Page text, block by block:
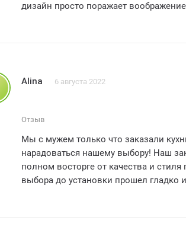
дизайн просто поражает
своего дома. Они предлагают
Alina 6 августа 2022
Отзыв
Мы с мужем только что заказали
нарадоваться нашему выбору! Наш
полном восторге от качества и
выбора до установки прошел гладко